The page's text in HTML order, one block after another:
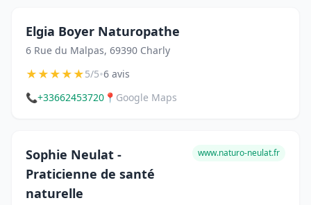
Elgia Boyer Naturopathe
6 Rue du Malpas, 69390 Charly
★★★★★5/5•6 avis
📞+33662453720 📍 Google Maps
Sophie Neulat -
Praticienne de santé
naturelle
www.naturo-neulat.fr